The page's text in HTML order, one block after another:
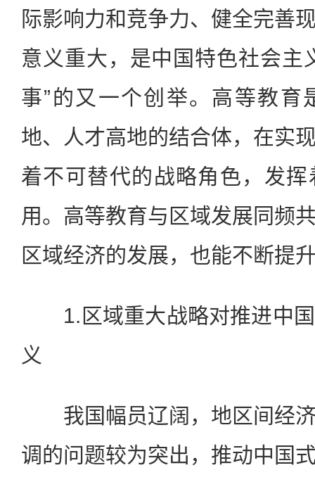
际影响力和竞争力、健全完善
意义重大，是中国特色社会主
事”的又一个创举。高等教育
地、人才高地的结合体，在实
着不可替代的战略角色，发
用。高等教育与区域发展同频
区域经济的发展，也能不断提
1.区域重大战略对推进中国
义
我国幅员辽阔，地区间经济
调的问题较为突出，推动中国